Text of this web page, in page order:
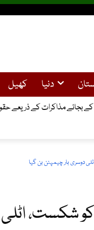
دنیا کھیل
بجائے مذاکرات کے ذریعے
دعائیہ تقریب ، مسلح افواج کے سربراہان کا خراج عقیدت
دوسری بار چیمپئن بن گیا
شکست،